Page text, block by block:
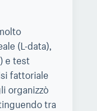
(L-data),
e test
fattoriale
organizzò
tra